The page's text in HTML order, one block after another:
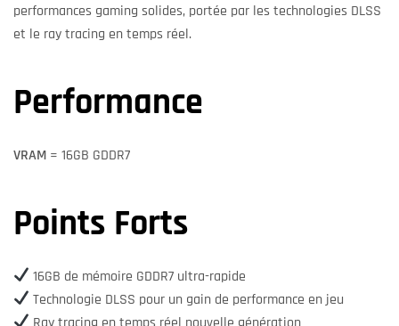
performances gaming solides, portée par les technologies DLSS
et le ray tracing en temps réel.
Performance
VRAM = 16GB GDDR7
Points Forts
16GB de mémoire GDDR7 ultra-rapide
Technologie DLSS pour un gain de performance en jeu